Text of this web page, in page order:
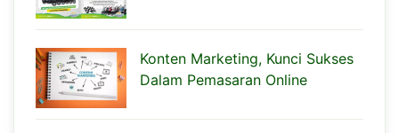
Konten Marketing, Kunci Sukses
Dalam Pemasaran Online